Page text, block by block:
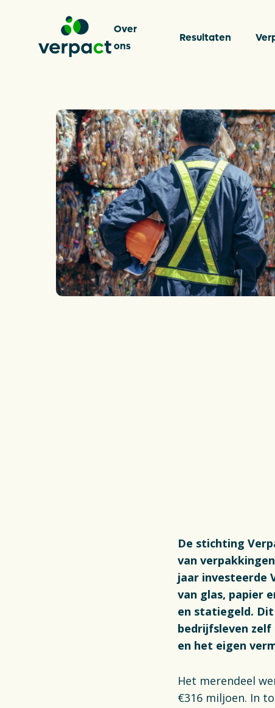
Over
ons
Resultaten
Over
De stichting
van
jaar investeerde
van glas, papier
en statiegeld.
bedrijfsleven
en het eigen
Het merendeel
€316 miljoen. In